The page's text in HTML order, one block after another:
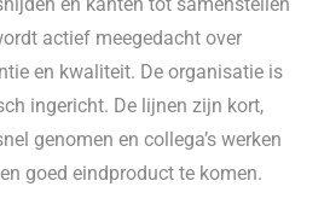
actief meegedacht over
en kwaliteit. De organisatie is
ingericht. De lijnen zijn kort,
genomen en collega’s werken
goed eindproduct te komen.